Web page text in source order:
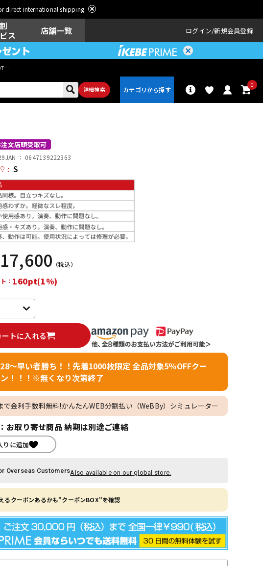
direct international shipping.
ス
店舗一覧 ログイン 新規会員登録
日
詳細検索
0
ィン 配信/ライブ
機器
文店頭受取可
JAN ： 0647139222363
： S
17,600 （税込）
： 160pt(1%)
ートに入れる
～早い者勝ち！！先着1000枚限定 全品対象5％OFFクー
！！！※無くなり次第終了
で金利手数料無料!かんたんWEB分割払い（WeBBy）シミュレーター
お取り寄せ商品 納期は別途ご連絡
りに追加
Overseas CustomersAlso available on our global store.
るクーポンあるかも"クーポンBOX"を確認